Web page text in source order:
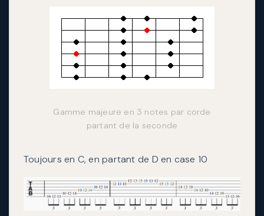
Gamme majeure en 3 notes par corde
partant de la seconde
Toujours en C, en partant de D en case 10